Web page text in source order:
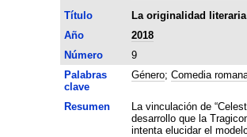
Título
La originalidad
Año
2018
Número
9
Palabras
clave
Género; Comedia
Resumen
La vinculación de
desarrollo que la
intenta elucidar el